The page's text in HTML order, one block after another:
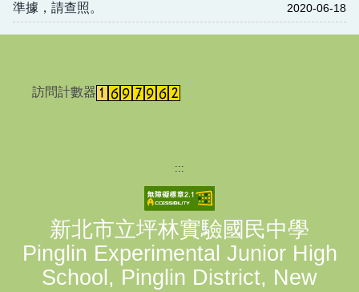
準據，請查照。
2020-06-18
訪問計數器
:::
新北市立坪林實驗國民中學
Pinglin Experimental Junior High
School, Pinglin District, New